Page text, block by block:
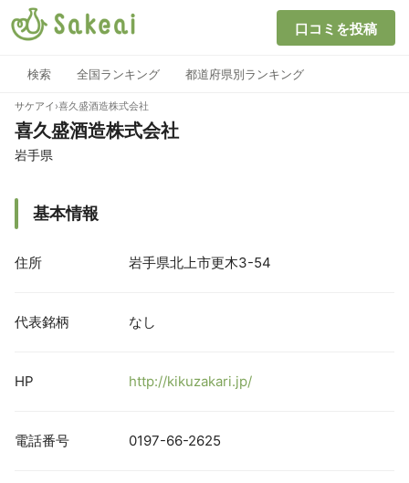
口コミを投稿
検索 全国ランキング 都道府県別ランキング
サケアイ ›喜久盛酒造株式会社
喜久盛酒造株式会社
岩手県
基本情報
住所 岩手県北上市更木3-54
代表銘柄 なし
HP http://kikuzakari.jp/
電話番号 0197-66-2625